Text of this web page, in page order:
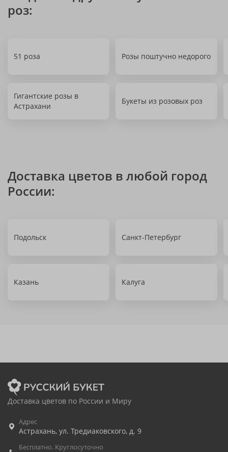
роз:
51 роза Розы поштучно недорого
Гигантские розы в
Астрахани
Букеты из розовых роз
Доставка цветов в любой город
России:
Подольск Санкт-Петербург
Казань Калуга
Доставка цветов по России и Миру
Адрес
Астрахань, ул. Тредиаковского, д. 9
Бесплатно. Круглосуточно